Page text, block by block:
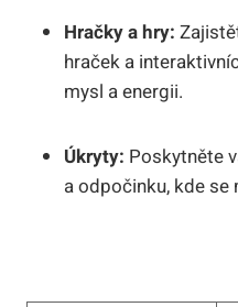
Hračky a⁣ hry:
hraček a
mysl a energii.
Úkryty: Poskytněte
a odpočinku, ⁢kde⁣